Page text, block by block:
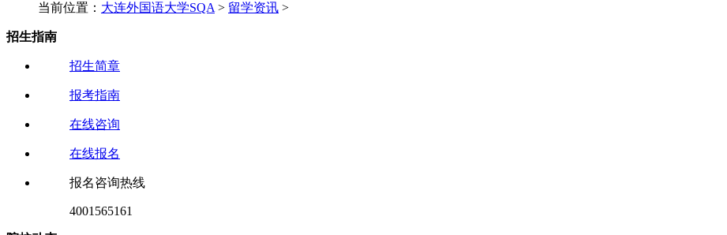
当前位置： 大连外国语大学SQA > 留学资讯 >
招生指南
招生简章
报考指南
在线咨询
在线报名
报名咨询热线
4001565161